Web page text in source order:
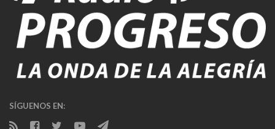
SÍGUENOS EN: